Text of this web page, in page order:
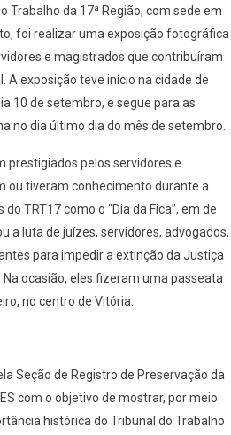
Trabalho da 17ª Região, com sede em
foi realizar uma exposição fotográfica
e magistrados que contribuíram
A exposição teve início na cidade de
10 de setembro, e segue para as
no dia último dia do mês de setembro.
prestigiados pelos servidores e
ou tiveram conhecimento durante a
TRT17 como o “Dia da Fica”, em de
a luta de juízes, servidores, advogados,
para impedir a extinção da Justiça
ocasião, eles fizeram uma passeata
no centro de Vitória.
Seção de Registro de Preservação da
com o objetivo de mostrar, por meio
histórica do Tribunal do Trabalho